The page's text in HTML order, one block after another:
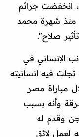
انخفضت جرائم
في ليفربول بنسبة 16% منذ شهرة محمد
صلاح".
الإنساني في
فيه إنسانيته
مباراة مصر
وأنه بسبب
وقدم له
لعمل لائق